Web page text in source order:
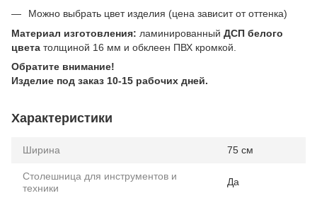
Можно выбрать цвет изделия (цена зависит от оттенка)
Материал изготовления: ламинированный ДСП белого
цвета толщиной 16 мм и обклеен ПВХ кромкой.
Обратите внимание!
Изделие под заказ 10-15 рабочих дней.
Характеристики
Ширина 75 см
Столешница для инструментов и
техники
Да